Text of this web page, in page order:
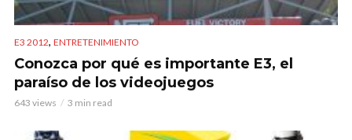
E3 2012, ENTRETENIMIENTO
Conozca por qué es importante E3, el
paraíso de los videojuegos
643 views 3 min read